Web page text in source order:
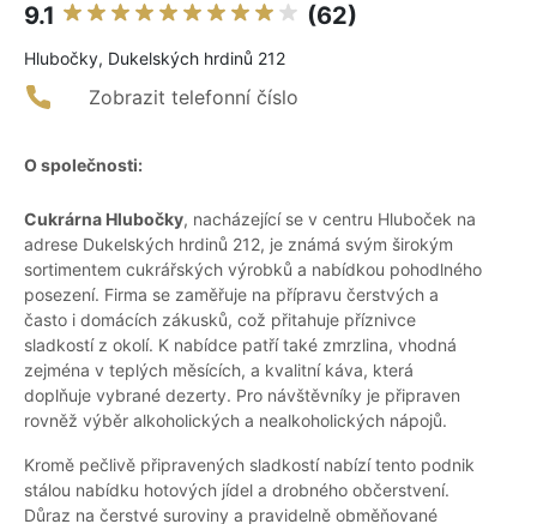
9.1 (62)
Hlubočky, Dukelských hrdinů 212
Zobrazit telefonní číslo
O společnosti:
Cukrárna Hlubočky, nacházející se v centru Hluboček na
adrese Dukelských hrdinů 212, je známá svým širokým
sortimentem cukrářských výrobků a nabídkou pohodlného
posezení. Firma se zaměřuje na přípravu čerstvých a
často i domácích zákusků, což přitahuje příznivce
sladkostí z okolí. K nabídce patří také zmrzlina, vhodná
zejména v teplých měsících, a kvalitní káva, která
doplňuje vybrané dezerty. Pro návštěvníky je připraven
rovněž výběr alkoholických a nealkoholických nápojů.
Kromě pečlivě připravených sladkostí nabízí tento podnik
stálou nabídku hotových jídel a drobného občerstvení.
Důraz na čerstvé suroviny a pravidelně obměňované